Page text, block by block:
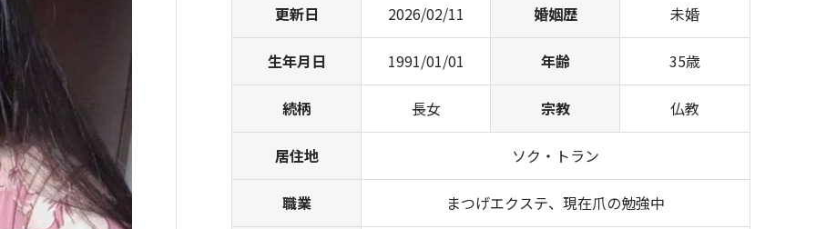
更新日 2026/02/11 婚姻歴 未婚
生年月日 1991/01/01 年齢 35歳
続柄 長女 宗教 仏教
居住地 ソク・トラン
職業 まつげエクステ、現在爪の勉強中